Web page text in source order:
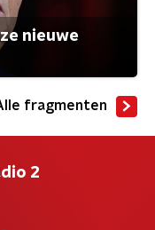
nieuwe
fragmenten
2